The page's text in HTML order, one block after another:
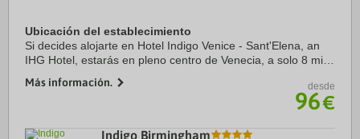
Ubicación del establecimiento
Si decides alojarte en Hotel Indigo Venice - Sant'Elena, an
IHG Hotel, estarás en pleno centro de Venecia, a solo 8 min
cerca de Puente de los ...
Más información. desde
96€
Indigo Birmingham